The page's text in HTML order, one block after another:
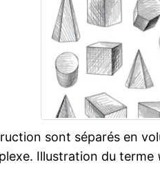
sont séparés en
Illustration du terme